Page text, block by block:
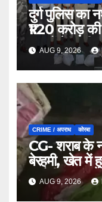
दुर्ग पुलिस का
₹1.20 करोड़
मामलों में
AUG 9, 2026
CRIME / अपराध कोरबा
CG- शराब के
बेरहमी, खेत में
आरोपी फरार…
AUG 9, 2026